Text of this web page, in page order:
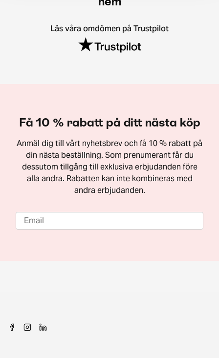
Läs våra omdömen på Trustpilot
Få 10 % rabatt på ditt nästa köp
Anmäl dig till vårt nyhetsbrev och få 10 % rabatt på
din nästa beställning. Som prenumerant får du
dessutom tillgång till exklusiva erbjudanden före
alla andra. Rabatten kan inte kombineras med
andra erbjudanden.